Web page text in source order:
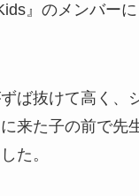
』のメンバー
ば抜けて高く、
来た子の前で先
た。